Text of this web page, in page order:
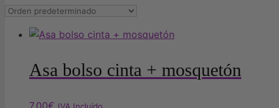
Asa bolso cinta + mosquetón